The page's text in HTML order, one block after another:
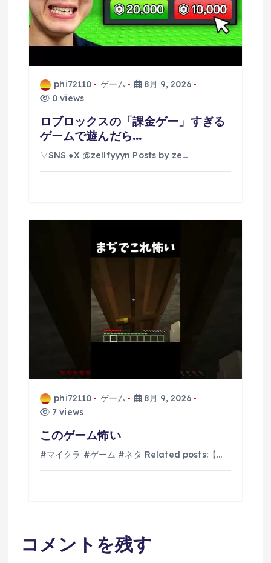
phi72110 ゲーム
8月 9, 2026
0 views
ロブロックスの「課金ゲー」すぎる
ゲームで遊んだら…
▽SNS ●X @zellfyyyn Posts by ze…
phi72110 ゲーム
8月 9, 2026
7 views
このゲーム怖い
#マイクラ #ゲーム #ネタ Related posts:【…
コメントを残す